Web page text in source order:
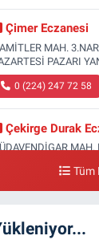
Çimer Eczanesi
MAH.
PAZARI
0 (224) 247 72 58
Çekirge Durak
MAH.
Engin Eczanesi
Tüm